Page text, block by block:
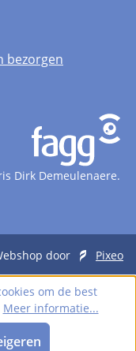
bezorgen
Dirk Demeulenaere.
door Pixeo
om de best
Meer informatie...